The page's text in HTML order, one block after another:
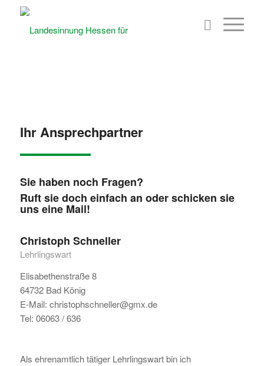
Ihr Ansprechpartner
Sie haben noch Fragen?
Ruft sie doch einfach an oder schicken sie
uns eine Mail!
Christoph Schneller
Lehrlingswart
Elisabethenstraße 8
64732 Bad König
E-Mail: christophschneller@gmx.de
Tel: 06063 / 636
Als ehrenamtlich tätiger Lehrlingswart bin ich